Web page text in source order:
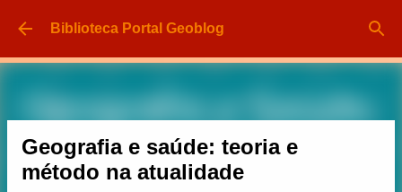
Pular para o conteúdo principal
Biblioteca Portal Geoblog
Geografia e saúde: teoria e
método na atualidade